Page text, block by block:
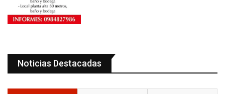
Noticias Destacadas